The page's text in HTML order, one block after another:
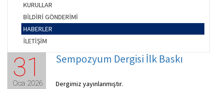
KURULLAR
BİLDİRİ GÖNDERİMİ
HABERLER
İLETİŞİM
31
Oca 2026
Sempozyum Dergisi İlk Baskı
Dergimiz yayınlanmıştır.